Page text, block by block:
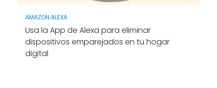
AMAZON ALEXA
Usa la App de Alexa para eliminar
dispositivos emparejados en tu hogar
digital